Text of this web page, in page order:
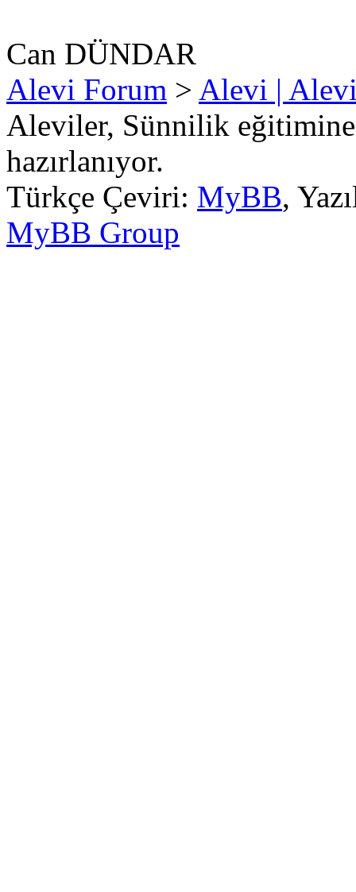
Can DÜNDAR
Alevi Forum > Alevi |
Aleviler, Sünnilik eğitimine
hazırlanıyor.
Türkçe Çeviri: MyBB,
MyBB Group